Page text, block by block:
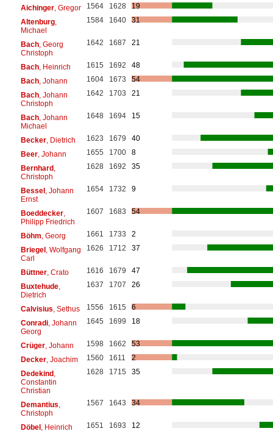
Aichinger, Gregor 1564 1628
19
Altenburg,
Michael
1584 1640 31
Bach, Georg
Christoph
1642 1687 21
Bach, Heinrich 1615 1692
48
Bach, Johann 1604 1673
54
Bach, Johann
Christoph
1642 1703 21
Bach, Johann
Michael
1648 1694 15
Becker, Dietrich 1623 1679
40
Beer, Johann 1655 1700
8
Bernhard,
Christoph
1628 1692 35
Bessel, Johann
Ernst
1654 1732 9
Boeddecker,
Philipp Friedrich
1607 1683 54
Böhm , Georg 1661 1733
2
Briegel, Wolfgang
Carl
1626 1712 37
Büttner, Crato 1616 1679
47
Buxtehude,
Dietrich
1637 1707 26
Calvisius , Sethus 1556 1615
6
Conradi, Johann
Georg
1645 1699 18
Crüger, Johann 1598 1662
53
Decker, Joachim 1560 1611
2
Dedekind,
Constantin
Christian
1628 1715 35
Demantius
Christoph
1567 1643 34
Döbel, Heinrich 1651 1693
12